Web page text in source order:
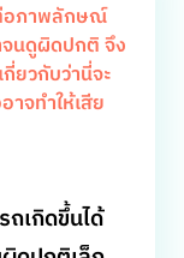
อภาพลักษณ์
นดูผิดปกติ จึง
ยวกับว่านี่จะ
จทำให้เสีย
เกิดขึ้นได้